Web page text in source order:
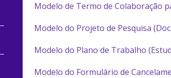
Modelo de Termo de Colaboração
Modelo do Projeto de Pesquisa
Modelo do Plano de Trabalho
Modelo do Formulário de